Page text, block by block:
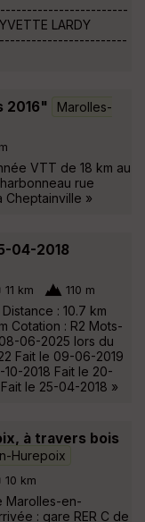
LARDY
2016"
Marolles-
VTT de 18 km au
rue
Cheptainville »
04-2018
11 km 110 m
: 10.7 km
Cotation : R2 Mots-
06-2025 lors du
Fait le 09-06-2019
2018 Fait le 20-
le 25-04-2018 »
à travers bois
Hurepoix
10 km
Marolles-en-
: gare RER C de